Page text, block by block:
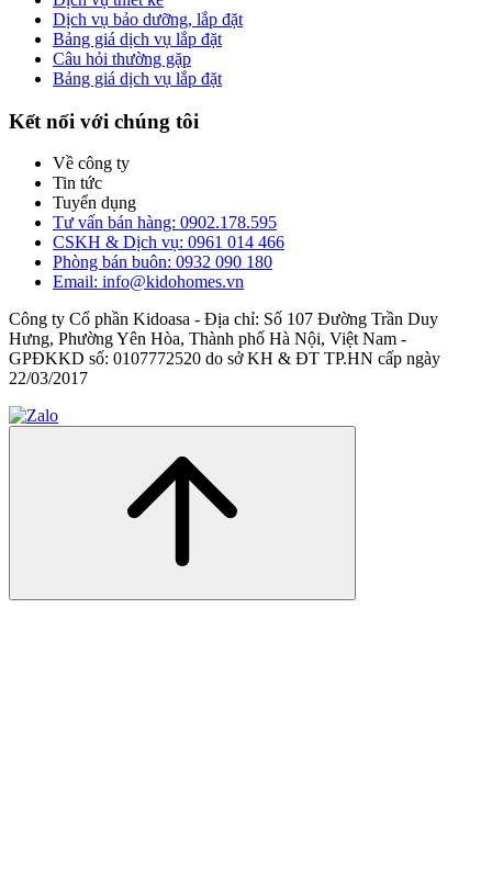
Dịch vụ bảo dưỡng, lắp đặt
Bảng giá dịch vụ lắp đặt
Câu hỏi thường gặp
Bảng giá dịch vụ lắp đặt
Kết nối với chúng tôi
Về công ty
Tin tức
Tuyển dụng
Tư vấn bán hàng: 0902.178.595
CSKH & Dịch vụ: 0961 014 466
Phòng bán buôn: 0932 090 180
Email: info@kidohomes.vn
Công ty Cổ phần Kidoasa - Địa chỉ: Số 107 Đường Trần Duy
Hưng, Phường Yên Hòa, Thành phố Hà Nội, Việt Nam -
GPĐKKD số: 0107772520 do sở KH & ĐT TP.HN cấp ngày
22/03/2017